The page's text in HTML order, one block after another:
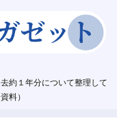
約１年分について整理して
料）